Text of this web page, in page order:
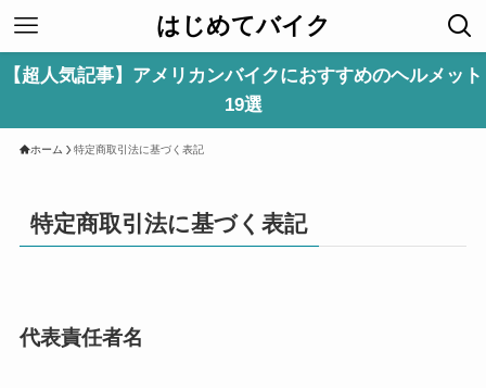
はじめてバイク
【超人気記事】アメリカンバイクにおすすめのヘルメット
19選
ホーム 特定商取引法に基づく表記
特定商取引法に基づく表記
代表責任者名